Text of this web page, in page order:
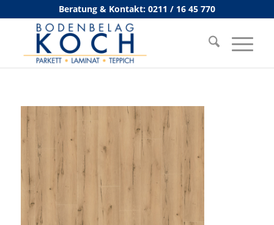
Beratung & Kontakt: 0211 / 16 45 770